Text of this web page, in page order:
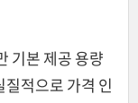
기본 제공 용량
질적으로 가격 인